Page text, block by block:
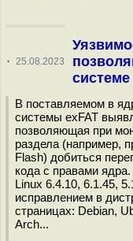
· 25.08.2023
системе
В поставляемом в
системы exFAT
позволяющая при
раздела (например,
Flash) добиться
кода с правами
Linux 6.4.10, 6.1.45,
исправлением в
страницах: Debian,
Arch...